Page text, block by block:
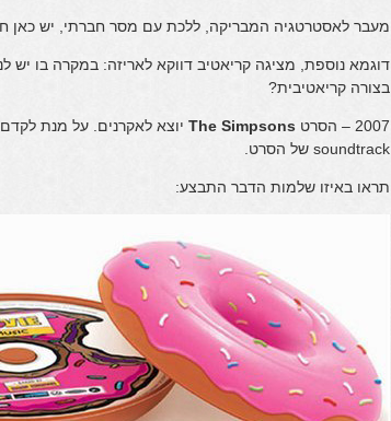
מעבר לאסטרטגיה המבריקה, ללכת עם מסר חברתי, יש כאן
בצורה קריאטיבית?
2007 – הסרט The Simpsons יוצא לאקרנים. על מנת
soundtrack של הסרט.
תראו באיזו שלמות הדבר התבצע: